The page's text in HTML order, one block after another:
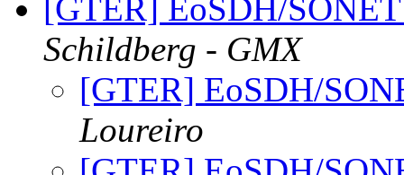
[GTER] EoSDH/
Schildberg - GMX
[GTER] EoSDH/
Loureiro